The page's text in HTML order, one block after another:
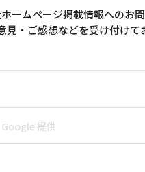
ームページ掲載情報へのお
見・ご感想などを受け付けて